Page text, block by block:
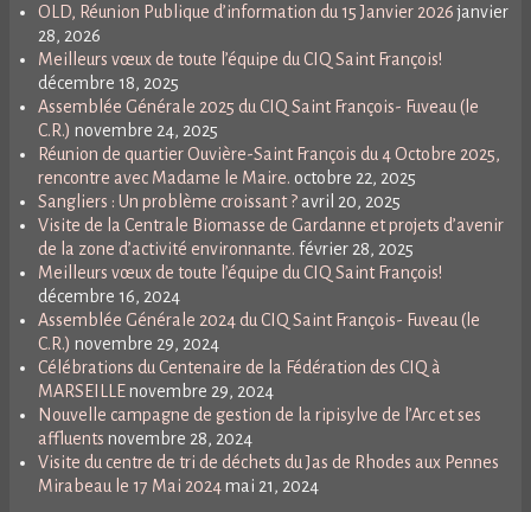
OLD, Réunion Publique d’information du 15 Janvier 2026 janvier
28, 2026
Meilleurs vœux de toute l’équipe du CIQ Saint François!
décembre 18, 2025
Assemblée Générale 2025 du CIQ Saint François- Fuveau (le
C.R.) novembre 24, 2025
Réunion de quartier Ouvière-Saint François du 4 Octobre 2025,
rencontre avec Madame le Maire. octobre 22, 2025
Sangliers : Un problème croissant ? avril 20, 2025
Visite de la Centrale Biomasse de Gardanne et projets d’avenir
de la zone d’activité environnante. février 28, 2025
Meilleurs vœux de toute l’équipe du CIQ Saint François!
décembre 16, 2024
Assemblée Générale 2024 du CIQ Saint François- Fuveau (le
C.R.) novembre 29, 2024
Célébrations du Centenaire de la Fédération des CIQ à
MARSEILLEnovembre 29, 2024
Nouvelle campagne de gestion de la ripisylve de l’Arc et ses
affluents novembre 28, 2024
Visite du centre de tri de déchets du Jas de Rhodes aux Pennes
Mirabeau le 17 Mai 2024mai 21, 2024